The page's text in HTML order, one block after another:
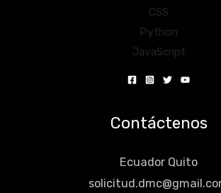
CSS
Python
JavaScript
Contáctenos
Ecuador Quito